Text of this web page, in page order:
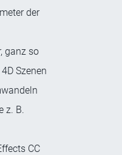
der
ganz so
Szenen
z. B.
CC